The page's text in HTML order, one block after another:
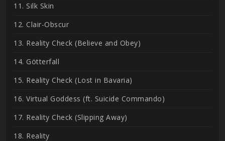
11. Silk Skin
12. Clair-Obscur
13. Reality Check (Believe and Obey)
14. Götterfall
15. Reality Check (Lost in Bavaria)
16. Virtual Goddess (ft. Suicide Commando)
17. Reality Check (Slipping Away)
18. Reality